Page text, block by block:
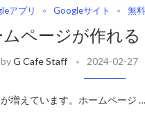
アプリ Googleサイト 無
ページが作れる
byG Cafe Staff 2024-02-27
増えています。ホームページ …